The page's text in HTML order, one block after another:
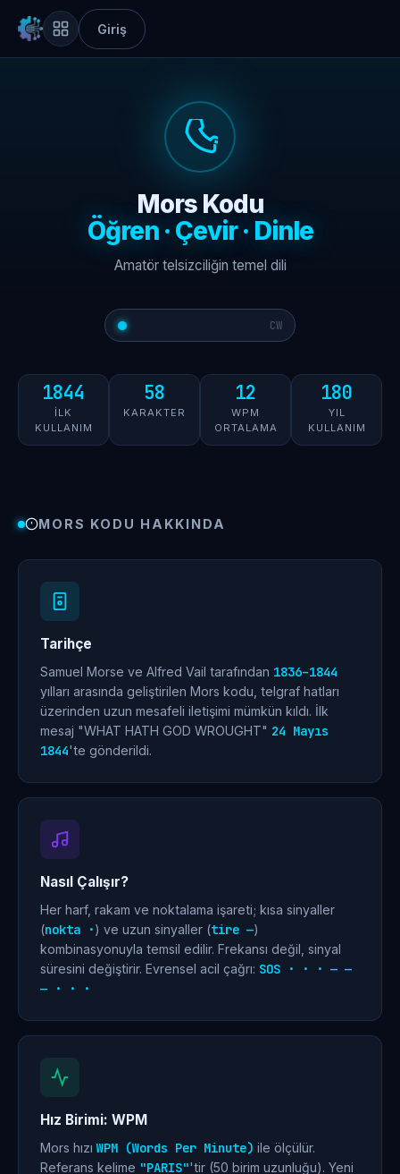
Giriş
Mors Kodu
Öğren · Çevir · Dinle
Amatör telsizciliğin temel dili
CW
1844
İLK
KULLANIM
58
KARAKTER
12
WPM
ORTALAMA
180
YIL
KULLANIM
MORS KODU HAKKINDA
Tarihçe
Samuel Morse ve Alfred Vail tarafından 1836–1844
yılları arasında geliştirilen Mors kodu, telgraf hatları
üzerinden uzun mesafeli iletişimi mümkün kıldı. İlk
mesaj "WHAT HATH GOD WROUGHT" 24 Mayıs
1844'te gönderildi.
Nasıl Çalışır?
Her harf, rakam ve noktalama işareti; kısa sinyaller
(nokta ·) ve uzun sinyaller (tire —)
kombinasyonuyla temsil edilir. Frekansı değil, sinyal
süresini değiştirir. Evrensel acil çağrı: SOS · · · — —
— · · ·
Hız Birimi: WPM
Mors hızı WPM (Words Per Minute) ile ölçülür.
Referans kelime "PARIS"'tir (50 birim uzunluğu). Yeni